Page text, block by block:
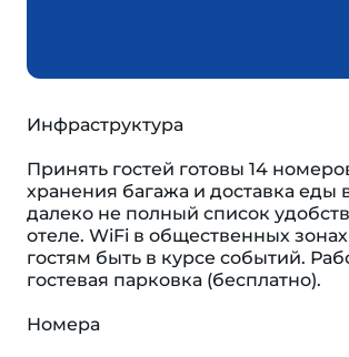
Инфраструктура
Принять гостей готовы 14
хранения багажа и доставка еды
далеко не полный список
отеле. WiFi в общественных
гостям быть в курсе событий.
гостевая парковка (бесплатно).
Номера